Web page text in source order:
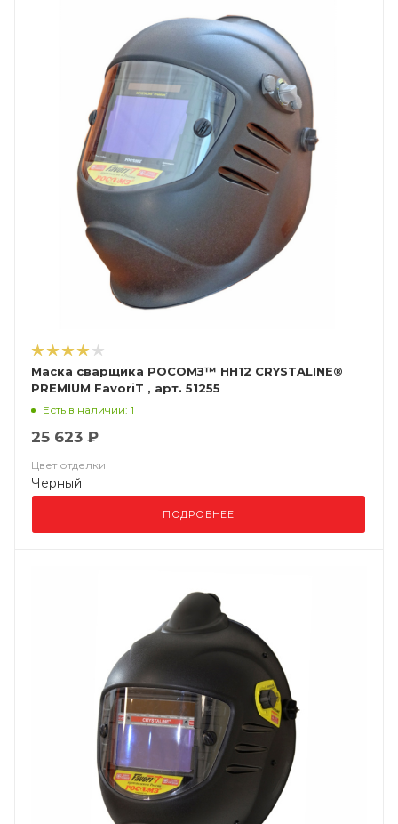
Маска сварщика РОСОМЗ™ НН12 CRYSTALINE®
PREMIUM FavoriT , арт. 51255
Есть в наличии: 1
25 623 ₽
Цвет отделки
Черный
ПОДРОБНЕЕ